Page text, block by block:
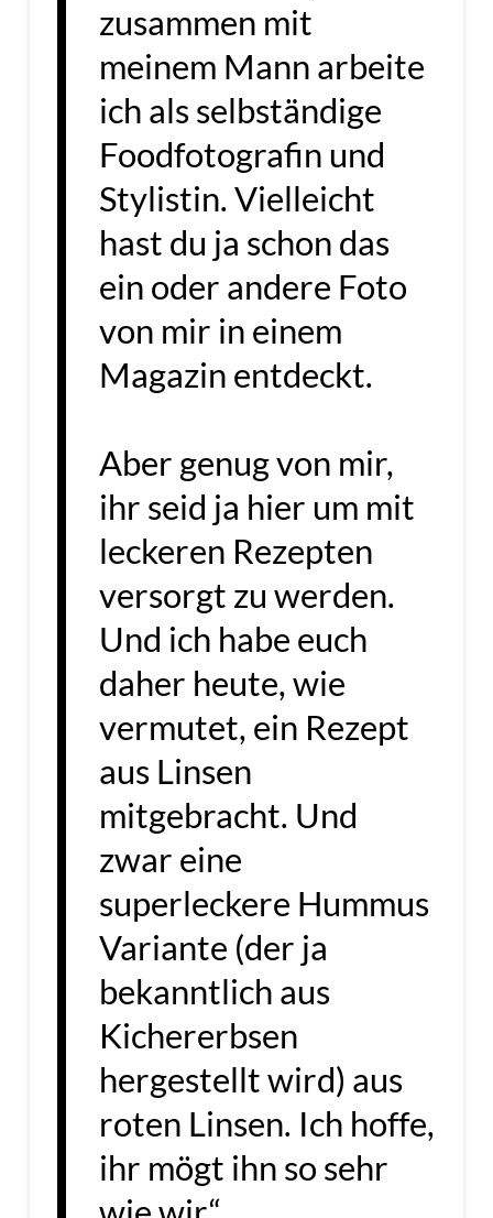
zusammen mit
meinem Mann arbeite
ich als selbständige
Foodfotografin und
Stylistin. Vielleicht
hast du ja schon das
ein oder andere Foto
von mir in einem
Magazin entdeckt.
Aber genug von mir,
ihr seid ja hier um mit
leckeren Rezepten
versorgt zu werden.
Und ich habe euch
daher heute, wie
vermutet, ein Rezept
aus Linsen
mitgebracht. Und
zwar eine
superleckere Hummus
Variante (der ja
bekanntlich aus
Kichererbsen
hergestellt wird) aus
roten Linsen. Ich hoffe,
ihr mögt ihn so sehr